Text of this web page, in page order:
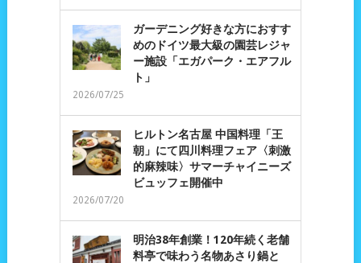
ガーデニング好きな方におすす
めのドイツ最大級の園芸レジャ
ー施設「エガパーク・エアフル
ト」
2026/07/25
ヒルトン名古屋 中国料理「王
朝」にて四川料理フェア〈刺激
的麻辣味〉サマーチャイニーズ
ビュッフェ開催中
2026/07/20
明治38年創業！120年続く老舗
料亭で味わう名物あさり鍋と